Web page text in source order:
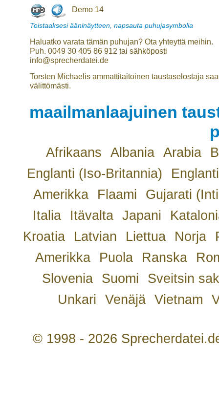
Demo 14
Toistaaksesi ääninäytteen, napsauta puhujasymbolia
Haluatko varata tämän puhujan? Ota yhteyttä meihin.
Puh. 0049 30 405 86 912 tai sähköposti
info@sprecherdatei.de
Torsten Michaelis ammattitaitoinen taustaselostaja
välittömästi.
maailmanlaajuinen
Afrikaans Albania Arabia
Englanti (Iso-Britannia)
Amerikka
Flaami
Gujarati
Italia
Itävalta Japani
Kroatia
Latvian Liettua Norja
Amerikka
Puola Ranska
Slovenia
Suomi
Sveitsin
Unkari
Venäjä Vietnam
© 1998 - 2026